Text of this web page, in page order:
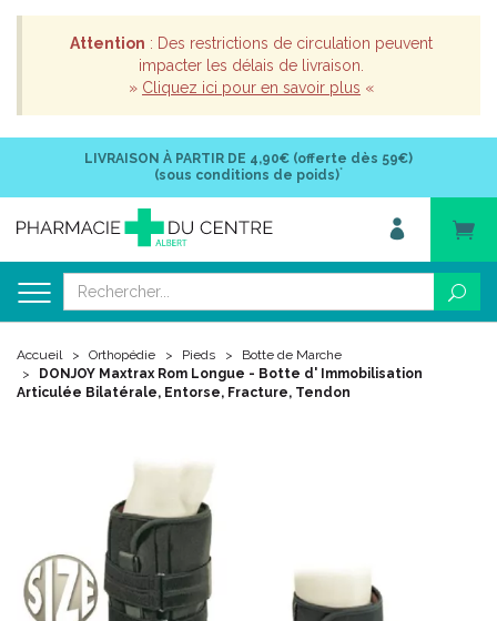
Attention : Des restrictions de circulation peuvent
impacter les délais de livraison.
» Cliquez ici pour en savoir plus «
LIVRAISON À PARTIR DE 4,90€ (offerte dès 59€)
(sous conditions de poids)*
Accueil Orthopédie Pieds
Botte de Marche
DONJOY Maxtrax Rom Longue - Botte d' Immobilisation
Articulée Bilatérale, Entorse, Fracture, Tendon